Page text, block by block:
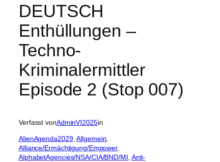
DEUTSCH
Enthüllungen –
Techno-
Kriminalermittler
Episode 2 (Stop 007)
Verfasst vonAdminVI2025in
AlienAgenda2029, Allgemein
Alliance/Ermächtigung/Empower
AlphabetAgencies/NSA/CIA/BND/MI Anti-